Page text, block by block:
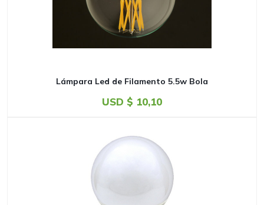
Lámpara Led de Filamento 5.5w Bola
USD $ 10,10